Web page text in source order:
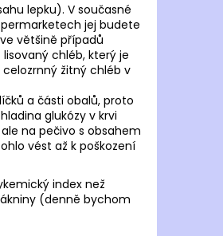
lepku). V současné
jej budete
většině případů
chléb, který je
žitný chléb v
a části obalů, proto
glukózy v krvi
na pečivo s obsahem
vést až k poškození
index než
(denně bychom